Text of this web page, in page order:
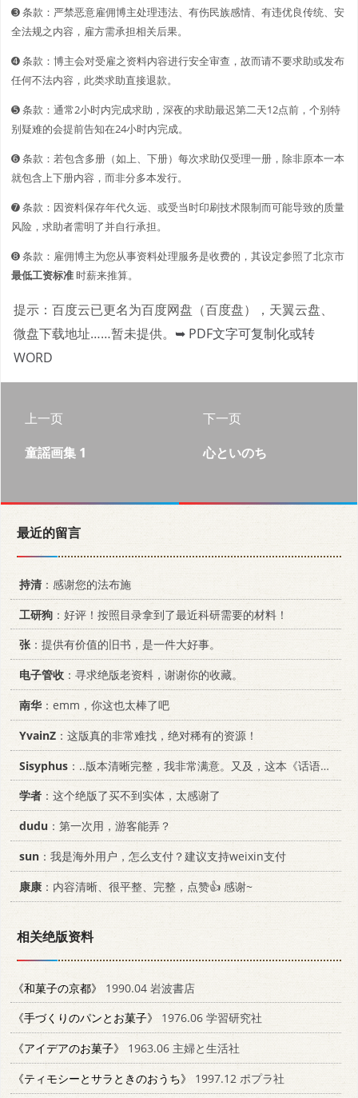
➌ 条款：严禁恶意雇佣博主处理违法、有伤民族感情、有违优良传统、安
全法规之内容，雇方需承担相关后果。
➍ 条款：博主会对受雇之资料内容进行安全审查，故而请不要求助或发布
任何不法内容，此类求助直接退款。
➎ 条款：通常2小时内完成求助，深夜的求助最迟第二天12点前，个别特
别疑难的会提前告知在24小时内完成。
➏ 条款：若包含多册（如上、下册）每次求助仅受理一册，除非原本一本
就包含上下册内容，而非分多本发行。
➐ 条款：因资料保存年代久远、或受当时印刷技术限制而可能导致的质量
风险，求助者需明了并自行承担。
➑ 条款：雇佣博主为您从事资料处理服务是收费的，其设定参照了北京市
最低工资标准时薪来推算。
提示：百度云已更名为百度网盘（百度盘），天翼云盘、
微盘下载地址……暂未提供。 ➥ PDF文字可复制化或转
WORD
上一页
童謡画集 1
下一页
心といのち
最近的留言
持清：感谢您的法布施
工研狗 ：好评！按照目录拿到了最近科研需要的材料！
张：提供有价值的旧书，是一件大好事。
电子管收 ：寻求绝版老资料，谢谢你的收藏。
南华 ：emm，你这也太棒了吧
YvainZ ：这版真的非常难找，绝对稀有的资源！
Sisyphus ：..版本清晰完整，我非常满意。又及，这本《话语的真相》...
学者 ：这个绝版了买不到实体，太感谢了
dudu ：第一次用，游客能弄？
sun ：我是海外用户，怎么支付？建议支持weixin支付
康康 ：内容清晰、很平整、完整，点赞👍 感谢~
相关绝版资料
《和菓子の京都》
1990.04 岩波書店
《手づくりのパンとお菓子》
1976.06 学習研究社
《アイデアのお菓子》
1963.06 主婦と生活社
《ティモシーとサラときのおうち》
1997.12 ポプラ社